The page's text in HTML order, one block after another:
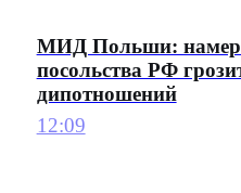
МИД Польши:
посольства РФ
дипотношений
12:09